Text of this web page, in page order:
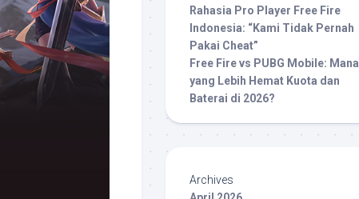
Rahasia Pro Player Free Fire
Indonesia: “Kami Tidak Pernah
Pakai Cheat”
Free Fire vs PUBG Mobile: Mana
yang Lebih Hemat Kuota dan
Baterai di 2026?
Archives